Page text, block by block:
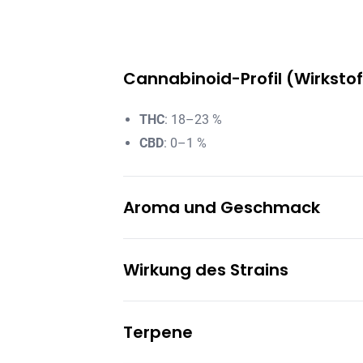
Cannabinoid-Profil
THC: 18–23 %
CBD: 0–1 %
Aroma und Geschmack
Würzig: Dezente, pikante Untertöne
Wirkung des Strains
Euphorisch
Terpene